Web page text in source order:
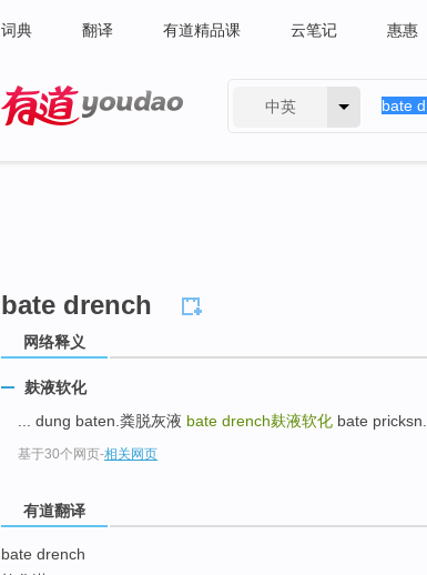
词典 翻译 有道精品课 云笔记 惠惠
中英
bate drench
网络释义
麸液软化
... dung baten.粪脱灰液 bate drench麸液软化 bate pricksn.
基于30个网页-相关网页
有道翻译
bate drench